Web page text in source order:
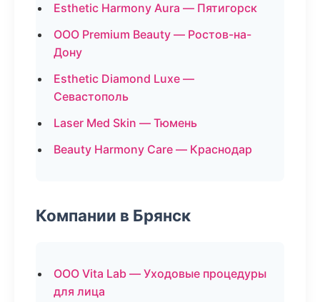
Esthetic Harmony Aura — Пятигорск
ООО Premium Beauty — Ростов-на-
Дону
Esthetic Diamond Luxe —
Севастополь
Laser Med Skin — Тюмень
Beauty Harmony Care — Краснодар
Компании в Брянск
ООО Vita Lab — Уходовые процедуры
для лица